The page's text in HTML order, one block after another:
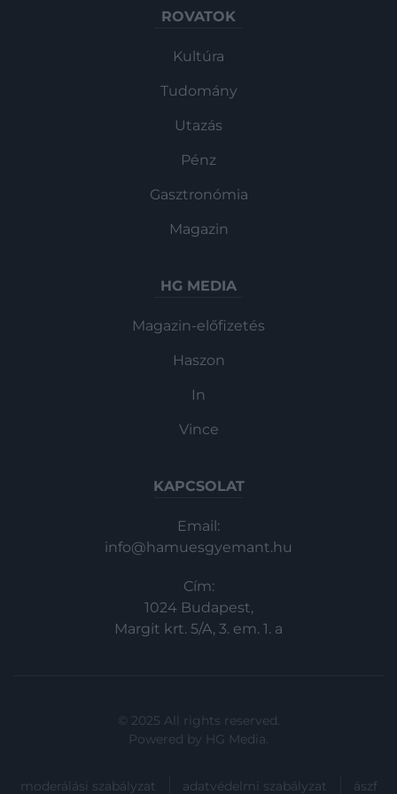
ROVATOK
Kultúra
Tudomány
Utazás
Pénz
Gasztronómia
Magazin
HG MEDIA
Magazin-előfizetés
Haszon
In
Vince
KAPCSOLAT
Email:
info@hamuesgyemant.hu
Cím:
1024 Budapest,
Margit krt. 5/A, 3. em. 1. a
© 2025 All rights reserved.
Powered by HG Media.
moderálási szabályzat adatvédelmi szabályzat ászf